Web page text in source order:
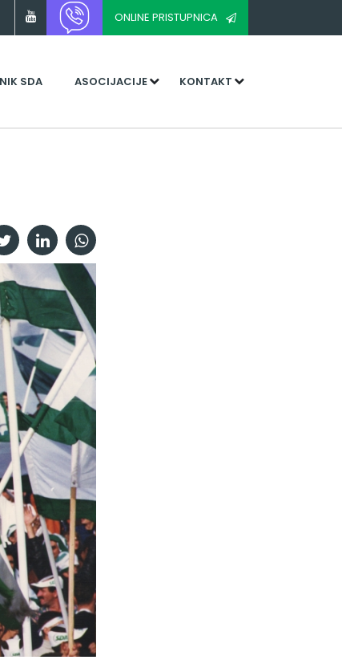
ONLINE PRISTUPNICA
SDA ASOCIJACIJE KONTAKT